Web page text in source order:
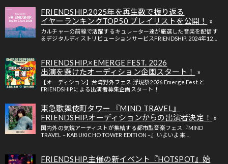
FRIENDSHIP.2025年を再生数で振り返る
イヤーランキングTOP50 プレイリストを公開！
カルチャーの前線で活躍するキュレーター達が厳選した音楽を配信す
るデジタルディストリビューションサービスFRIENDSHIP. 2024年12…
FRIENDSHIP.×EMERGE FEST. 2026
出演を懸けたオーディション企画スタート！
【オーディション】台湾野外フェス 浮現祭2026 Emerge Fest.と
FRIENDSHIP.による出演者募集企画スタート！
東急歌舞伎町タワー 『MIND TRAVEL』
FRIENDSHIP.オーディションからの出演者決定！
国内外の気鋭アーティストが集結する都市型音楽フェス『MIND
TRAVEL – KABUKICHO TOWER EDITION –』いよいよ来…
FRIENDSHIP.主催の新イベント『HOTSPOT』始